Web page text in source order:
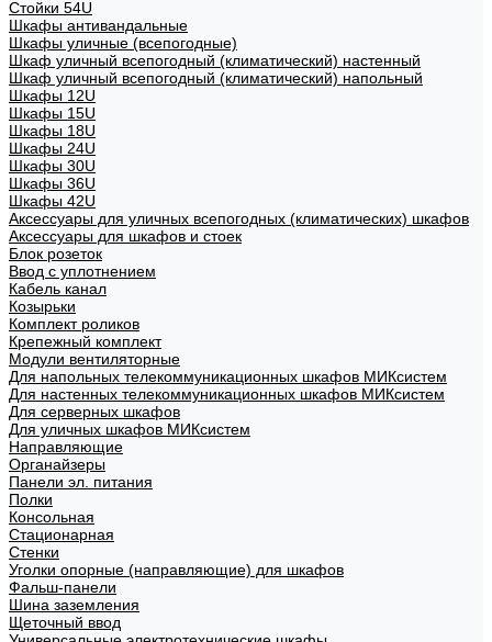
Стойки 54U
Шкафы антивандальные
Шкафы уличные (всепогодные)
Шкаф уличный всепогодный (климатический) настенный
Шкаф уличный всепогодный (климатический) напольный
Шкафы 12U
Шкафы 15U
Шкафы 18U
Шкафы 24U
Шкафы 30U
Шкафы 36U
Шкафы 42U
Аксессуары для уличных всепогодных (климатических) шкафов
Аксессуары для шкафов и стоек
Блок розеток
Ввод с уплотнением
Кабель канал
Козырьки
Комплект роликов
Крепежный комплект
Модули вентиляторные
Для напольных телекоммуникационных шкафов МИКсистем
Для настенных телекоммуникационных шкафов МИКсистем
Для серверных шкафов
Для уличных шкафов МИКсистем
Направляющие
Органайзеры
Панели эл. питания
Полки
Консольная
Стационарная
Стенки
Уголки опорные (направляющие) для шкафов
Фальш-панели
Шина заземления
Щеточный ввод